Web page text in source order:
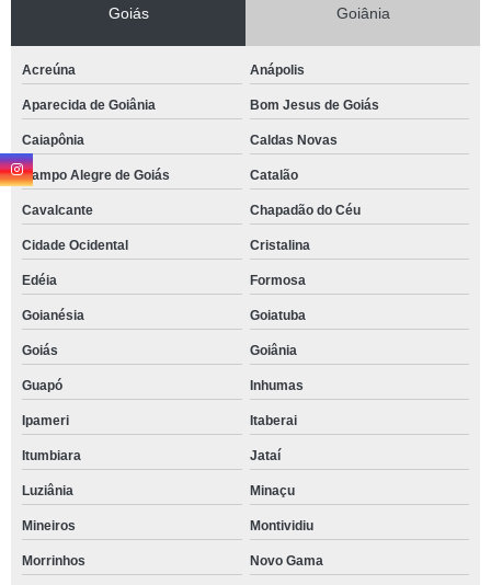
Goiás Goiânia
Acreúna Anápolis
Aparecida de Goiânia Bom Jesus de Goiás
Caiapônia Caldas Novas
Campo Alegre de Goiás Catalão
Cavalcante Chapadão do Céu
Cidade Ocidental Cristalina
Edéia Formosa
Goianésia Goiatuba
Goiás Goiânia
Guapó Inhumas
Ipameri Itaberai
Itumbiara Jataí
Luziânia Minaçu
Mineiros Montividiu
Morrinhos Novo Gama